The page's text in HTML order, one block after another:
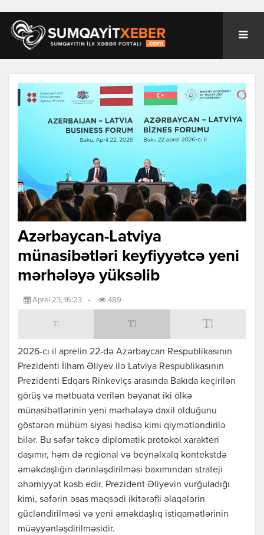
Azərbaycan-Latviya
münasibətləri keyfiyyətcə yeni
mərhələyə yüksəlib
Aprel 23, 16:23 • 489
2026-cı il aprelin 22-də Azərbaycan Respublikasının
Prezidenti
İlham Əliyev ilə Latviya Respublikasının
Prezidenti Edqars Rinkeviçs arasında Bakıda keçirilən
görüş və mətbuata verilən bəyanat iki ölkə
münasibətlərinin yeni mərhələyə daxil olduğunu
göstərən mühüm siyasi hadisə kimi qiymətləndirilə
bilər. Bu səfər təkcə diplomatik protokol xarakteri
daşımır, həm də regional və beynəlxalq kontekstdə
əməkdaşlığın dərinləşdirilməsi baxımından strateji
əhəmiyyət kəsb edir. Prezident Əliyevin vurğuladığı
kimi, səfərin əsas məqsədi ikitərəfli əlaqələrin
gücləndirilməsi və yeni əməkdaşlıq istiqamətlərinin
müəyyənləşdirilməsidir.